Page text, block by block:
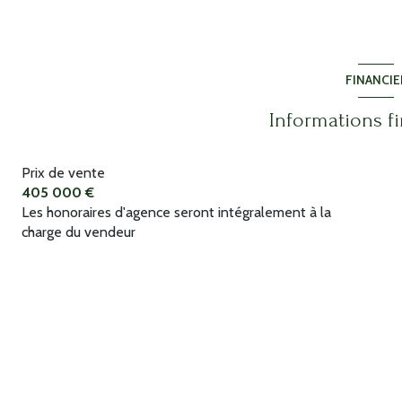
Informations
Prix de vente
405 000 €
Les honoraires d'agence seront intégralement à la
charge du vendeur